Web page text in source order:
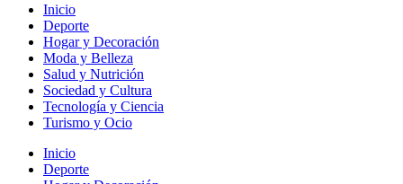
Inicio
Deporte
Hogar y Decoración
Moda y Belleza
Salud y Nutrición
Sociedad y Cultura
Tecnología y Ciencia
Turismo y Ocio
Inicio
Deporte